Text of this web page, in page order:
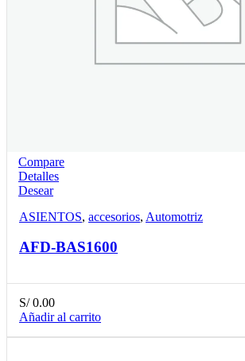
Compare
Detalles
Desear
ASIENTOS, accesorios, Automotriz
AFD-BAS1600
S/0.00
Añadir al carrito